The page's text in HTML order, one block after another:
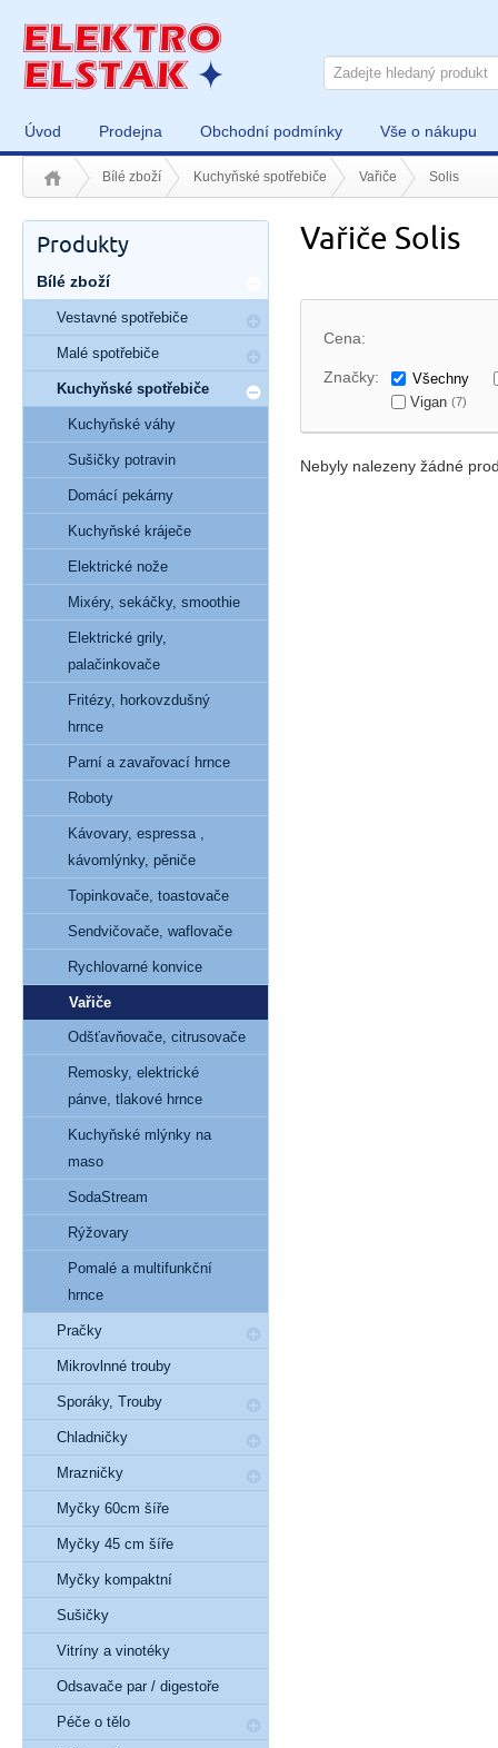
Úvod Prodejna Obchodní podmínky Vše o nákupu
Bílé zboží Kuchyňské spotřebiče Vařiče Solis
Vařiče Solis
Cena:
Značky:
Všechny
Vigan (7)
Nebyly nalezeny žádné
Produkty
Bílé zboží
Vestavné spotřebiče
Malé spotřebiče
Kuchyňské spotřebiče
Kuchyňské váhy
Sušičky potravin
Domácí pekárny
Kuchyňské kráječe
Elektrické nože
Mixéry, sekáčky, smoothie
Elektrické grily,
palačinkovače
Fritézy, horkovzdušný
hrnce
Parní a zavařovací hrnce
Roboty
Kávovary, espressa ,
kávomlýnky, pěniče
Topinkovače, toastovače
Sendvičovače, waflovače
Rychlovarné konvice
Vařiče
Odšťavňovače, citrusovače
Remosky, elektrické
pánve, tlakové hrnce
Kuchyňské mlýnky na
maso
SodaStream
Rýžovary
Pomalé a multifunkční
hrnce
Pračky
Mikrovlnné trouby
Sporáky, Trouby
Chladničky
Mrazničky
Myčky 60cm šíře
Myčky 45 cm šíře
Myčky kompaktní
Sušičky
Vitríny a vinotéky
Odsavače par / digestoře
Péče o tělo